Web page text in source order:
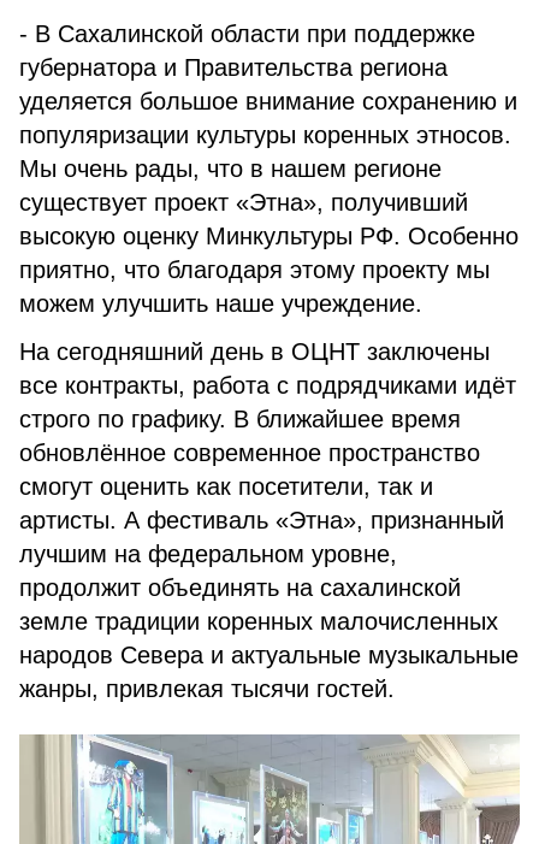
- В Сахалинской области при поддержке
губернатора и Правительства региона
уделяется большое внимание сохранению и
популяризации культуры коренных этносов.
Мы очень рады, что в нашем регионе
существует проект «Этна», получивший
высокую оценку Минкультуры РФ. Особенно
приятно, что благодаря этому проекту мы
можем улучшить наше учреждение.
На сегодняшний день в ОЦНТ заключены
все контракты, работа с подрядчиками идёт
строго по графику. В ближайшее время
обновлённое современное пространство
смогут оценить как посетители, так и
артисты. А фестиваль «Этна», признанный
лучшим на федеральном уровне,
продолжит объединять на сахалинской
земле традиции коренных малочисленных
народов Севера и актуальные музыкальные
жанры, привлекая тысячи гостей.